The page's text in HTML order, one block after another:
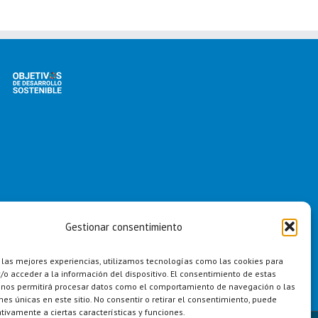
Gestionar consentimiento
las mejores experiencias, utilizamos tecnologías como las cookies para
o acceder a la información del dispositivo. El consentimiento de estas
permitirá procesar datos como el comportamiento de navegación o las
únicas en este sitio. No consentir o retirar el consentimiento, puede
a ciertas características y funciones.